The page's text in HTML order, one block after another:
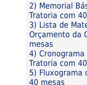
2) Memorial
Tratoria com
3) Lista de
Orçamento da
mesas
4) Cronograma
Tratoria com
5) Fluxograma
40 mesas